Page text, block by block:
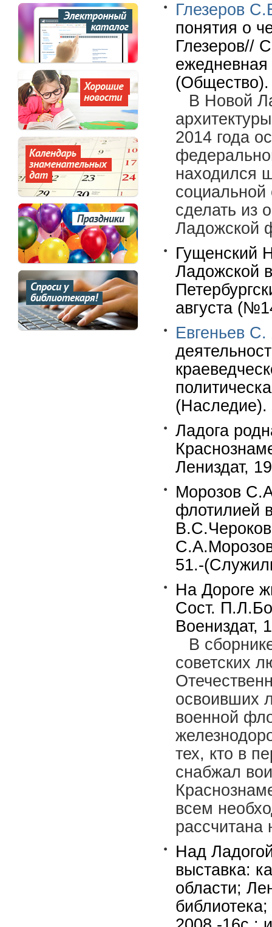
Глезеров
понятия о
Глезеров//
(Общество).
В Новой
2014 года
находился
социальной
сделать из
Ладожской
Гущенский
Ладожской
августа
Евгеньев С.
(Наследие).
Ладога
Лениздат,
Морозов
флотилией
51.-
На Дороге
Сост.
Воениздат,
В
советских
освоивших
военной
тех, кто в
снабжал
всем
рассчитана
Над
выставка:
области;